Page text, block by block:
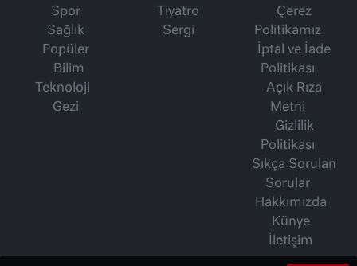
Spor
Sağlık
Popüler
Bilim
Teknoloji
Gezi
Tiyatro
Sergi
Çerez
Politikamız
İptal ve İade
Politikası
Açık Rıza
Metni
Gizlilik
Politikası
Sıkça Sorulan
Sorular
Hakkımızda
Künye
İletişim